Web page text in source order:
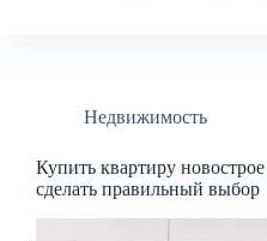
Недвижимость
Купить квартиру
сделать правильный выбор